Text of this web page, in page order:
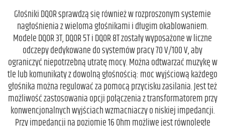
Głośniki DQOR sprawdzą się również w rozproszonym systemie
nagłośnienia z wieloma głośnikami i długim okablowaniem.
Modele DQOR 3T, DQOR 5T i DQOR 8T zostały wyposażone w liczne
odczepy dedykowane do systemów pracy 70 V/100 V, aby
ograniczyć niepotrzebną utratę mocy. Można odtwarzać muzykę w
tle lub komunikaty z dowolną głośnością: moc wyjściową każdego
głośnika można regulować za pomocą przycisku zasilania. Jest też
możliwość zastosowania opcji połączenia z transformatorem przy
konwencjonalnych wyjściach wzmacniaczy o niskiej impedancji.
Przy impedancji na poziomie 16 Ohm możliwe jest równoległe